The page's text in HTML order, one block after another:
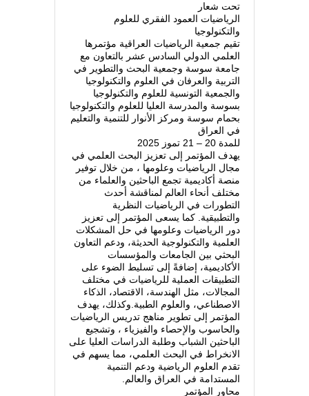
تحت شعار
الرياضيات العمود الفقري للعلوم
والتكنولوجيا
تقيم جمعية الرياضيات العراقية مؤتمرها
العلمي الدولي السادس عشر بالتعاون مع
جامعة سوسة وجمعية البحث والتطوير في
التربية والعرفان في العلوم والتكنولوجيا
والجمعية التونسية للعلوم والتكنولوجيا
بسوسة والمدرسة العليا للعلوم والتكنولوجيا
بحمام سوسة ومركز الأنوار للتنمية والتعليم
في العراق
للمدة 20 – 21 تموز 2025
يهدف المؤتمر إلى تعزيز البحث العلمي في
مجال الرياضيات وعلومها ، من خلال توفير
منصة أكاديمية تجمع الباحثين والعلماء من
مختلف أنحاء العالم لمناقشة أحدث
التطورات في الرياضيات النظرية
والتطبيقية. كما يسعى المؤتمر إلى تعزيز
دور الرياضيات وعلومها في حل المشكلات
العلمية والتكنولوجية الحديثة، ودعم التعاون
البحثي بين الجامعات والمؤسسات
الأكاديمية، إضافةً إلى تسليط الضوء على
التطبيقات العملية للرياضيات في مختلف
المجالات، مثل الهندسة، الاقتصاد، الذكاء
الاصطناعي، والعلوم الطبية.وكذلك، يهدف
المؤتمر إلى تطوير مناهج تدريس الرياضيات
والحاسوب والإحصاء والفيزياء ، وتشجيع
الباحثين الشباب وطلبة الدراسات العليا على
الانخراط في البحث العلمي، مما يسهم في
تقدم العلوم الرياضية ودعم التنمية
المستدامة في العراق والعالم.
محاور المؤتمر